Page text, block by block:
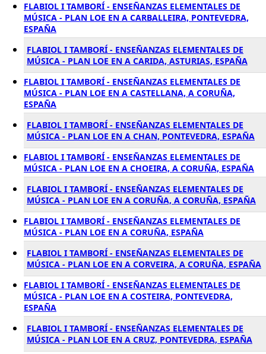
FLABIOL I TAMBORÍ - ENSEÑANZAS ELEMENTALES DE
MÚSICA - PLAN LOE EN A CARBALLEIRA, PONTEVEDRA,
ESPAÑA
FLABIOL I TAMBORÍ - ENSEÑANZAS ELEMENTALES DE
MÚSICA - PLAN LOE EN A CARIDA, ASTURIAS, ESPAÑA
FLABIOL I TAMBORÍ - ENSEÑANZAS ELEMENTALES DE
MÚSICA - PLAN LOE EN A CASTELLANA, A CORUÑA,
ESPAÑA
FLABIOL I TAMBORÍ - ENSEÑANZAS ELEMENTALES DE
MÚSICA - PLAN LOE EN A CHAN, PONTEVEDRA, ESPAÑA
FLABIOL I TAMBORÍ - ENSEÑANZAS ELEMENTALES DE
MÚSICA - PLAN LOE EN A CHOEIRA, A CORUÑA, ESPAÑA
FLABIOL I TAMBORÍ - ENSEÑANZAS ELEMENTALES DE
MÚSICA - PLAN LOE EN A CORUÑA, A CORUÑA, ESPAÑA
FLABIOL I TAMBORÍ - ENSEÑANZAS ELEMENTALES DE
MÚSICA - PLAN LOE EN A CORUÑA, ESPAÑA
FLABIOL I TAMBORÍ - ENSEÑANZAS ELEMENTALES DE
MÚSICA - PLAN LOE EN A CORVEIRA, A CORUÑA, ESPAÑA
FLABIOL I TAMBORÍ - ENSEÑANZAS ELEMENTALES DE
MÚSICA - PLAN LOE EN A COSTEIRA, PONTEVEDRA,
ESPAÑA
FLABIOL I TAMBORÍ - ENSEÑANZAS ELEMENTALES DE
MÚSICA - PLAN LOE EN A CRUZ, PONTEVEDRA, ESPAÑA